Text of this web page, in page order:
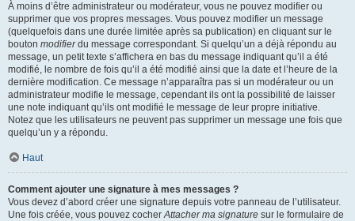
À moins d’être administrateur ou modérateur, vous ne pouvez modifier ou
supprimer que vos propres messages. Vous pouvez modifier un message
(quelquefois dans une durée limitée après sa publication) en cliquant sur le
bouton modifierdu message correspondant. Si quelqu’un a déjà répondu au
message, un petit texte s’affichera en bas du message indiquant qu’il a été
modifié, le nombre de fois qu’il a été modifié ainsi que la date et l’heure de la
dernière modification. Ce message n’apparaîtra pas si un modérateur ou un
administrateur modifie le message, cependant ils ont la possibilité de laisser
une note indiquant qu’ils ont modifié le message de leur propre initiative.
Notez que les utilisateurs ne peuvent pas supprimer un message une fois que
quelqu’un y a répondu.
Haut
Comment ajouter une signature à mes messages ?
Vous devez d’abord créer une signature depuis votre panneau de l’utilisateur.
Une fois créée, vous pouvez cocherAttacher ma signature sur le formulaire de